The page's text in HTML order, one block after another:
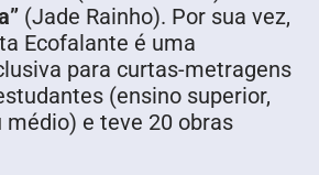
(Jade Rainho). Por sua vez,
Ecofalante é uma
para curtas-metragens
(ensino superior,
médio) e teve 20 obras